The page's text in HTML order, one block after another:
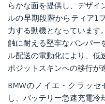
らかな面を提供し、デザイ
ルの早期段階からティア1
力する動機となっています
触に耐える堅牢なバンパー
ル配送の電動化により、低
ポジットスキンへの移行が
BMWのノイエ・クラッ
し、バッテリー急速充電冷